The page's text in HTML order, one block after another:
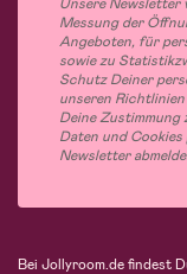
Messung der
Angeboten, für
sowie zu
Schutz Deiner
unseren
Deine Zustimmung
Daten und
Newsletter
Bei Jollyroom.de findest